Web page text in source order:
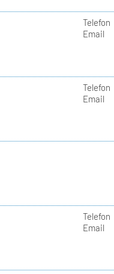
Telefon
Email
Telefon
Email
Telefon
Email